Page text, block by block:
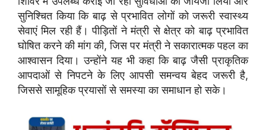
सुनिश्चित किया कि बाढ़ से प्रभावित लोगों को जरूरी स्वास्थ्य
सेवाएं मिल रही हैं। पीड़ितों ने मंत्री से क्षेत्र को बाढ़ प्रभावित
घोषित करने की मांग की, जिस पर मंत्री ने सकारात्मक पहल का
आश्वासन दिया। उन्होंने यह भी कहा कि बाढ़ जैसी प्राकृतिक
आपदाओं से निपटने के लिए आपसी समन्वय बेहद जरूरी है,
जिससे सामूहिक प्रयासों से समस्या का समाधान हो सके।